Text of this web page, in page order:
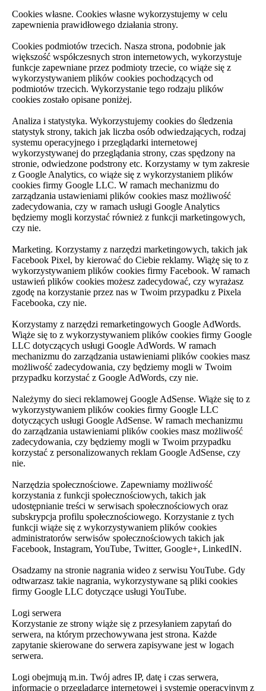
Cookies własne. Cookies własne wykorzystujemy w celu
zapewnienia prawidłowego działania strony.
Cookies podmiotów trzecich. Nasza strona, podobnie jak
większość współczesnych stron internetowych, wykorzystuje
funkcje zapewniane przez podmioty trzecie, co wiąże się z
wykorzystywaniem plików cookies pochodzących od
podmiotów trzecich. Wykorzystanie tego rodzaju plików
cookies zostało opisane poniżej.
Analiza i statystyka. Wykorzystujemy cookies do śledzenia
statystyk strony, takich jak liczba osób odwiedzających, rodzaj
systemu operacyjnego i przeglądarki internetowej
wykorzystywanej do przeglądania strony, czas spędzony na
stronie, odwiedzone podstrony etc. Korzystamy w tym zakresie
z Google Analytics, co wiąże się z wykorzystaniem plików
cookies firmy Google LLC. W ramach mechanizmu do
zarządzania ustawieniami plików cookies masz możliwość
zadecydowania, czy w ramach usługi Google Analytics
będziemy mogli korzystać również z funkcji marketingowych,
czy nie.
Marketing. Korzystamy z narzędzi marketingowych, takich jak
Facebook Pixel, by kierować do Ciebie reklamy. Wiążę się to z
wykorzystywaniem plików cookies firmy Facebook. W ramach
ustawień plików cookies możesz zadecydować, czy wyrażasz
zgodę na korzystanie przez nas w Twoim przypadku z Pixela
Facebooka, czy nie.
Korzystamy z narzędzi remarketingowych Google AdWords.
Wiąże się to z wykorzystywaniem plików cookies firmy Google
LLC dotyczących usługi Google AdWords. W ramach
mechanizmu do zarządzania ustawieniami plików cookies masz
możliwość zadecydowania, czy będziemy mogli w Twoim
przypadku korzystać z Google AdWords, czy nie.
Należymy do sieci reklamowej Google AdSense. Wiąże się to z
wykorzystywaniem plików cookies firmy Google LLC
dotyczących usługi Google AdSense. W ramach mechanizmu
do zarządzania ustawieniami plików cookies masz możliwość
zadecydowania, czy będziemy mogli w Twoim przypadku
korzystać z personalizowanych reklam Google AdSense, czy
nie.
Narzędzia społecznościowe. Zapewniamy możliwość
korzystania z funkcji społecznościowych, takich jak
udostępnianie treści w serwisach społecznościowych oraz
subskrypcja profilu społecznościowego. Korzystanie z tych
funkcji wiąże się z wykorzystywaniem plików cookies
administratorów serwisów społecznościowych takich jak
Facebook, Instagram, YouTube, Twitter, Google+, LinkedIN.
Osadzamy na stronie nagrania wideo z serwisu YouTube. Gdy
odtwarzasz takie nagrania, wykorzystywane są pliki cookies
firmy Google LLC dotyczące usługi YouTube.
Logi serwera
Korzystanie ze strony wiąże się z przesyłaniem zapytań do
serwera, na którym przechowywana jest strona. Każde
zapytanie skierowane do serwera zapisywane jest w logach
serwera.
Logi obejmują m.in. Twój adres IP, datę i czas serwera,
informacje o przeglądarce internetowej i systemie operacyjnym z